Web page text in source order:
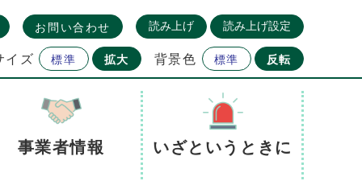
お問い合わせ 読み上げ 読み上げ設定
イズ 標準 拡大 背景色 標準 反転
事業者情報 いざというときに